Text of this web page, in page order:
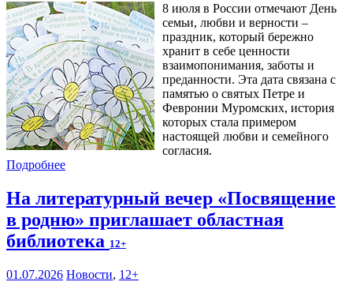
8 июля в России отмечают День
семьи, любви и верности –
праздник, который бережно
хранит в себе ценности
взаимопонимания, заботы и
преданности. Эта дата связана с
памятью о святых Петре и
Февронии Муромских, история
которых стала примером
настоящей любви и семейного
согласия.
Подробнее
На литературный вечер «Посвящение
в родню» приглашает областная
библиотека 12+
01.07.2026 Новости, 12+